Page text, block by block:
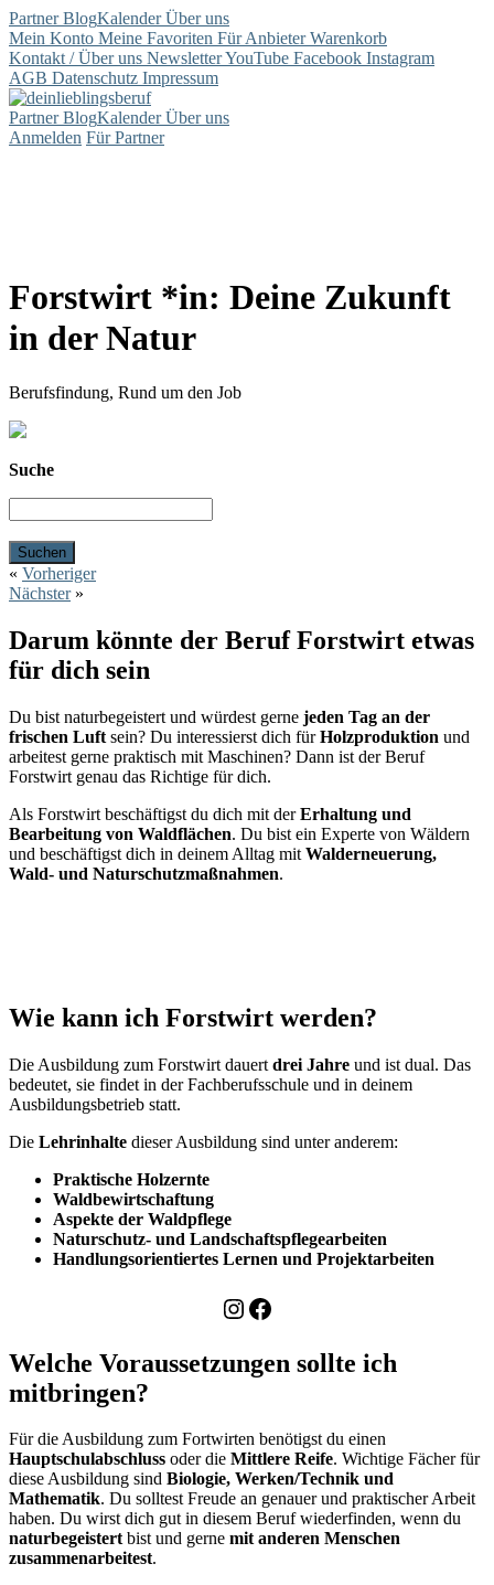
PartnerBlogKalenderÜber uns
Mein Konto Meine Favoriten Für AnbieterWarenkorb
Kontakt / Über uns NewsletterYouTube Facebook Instagram
AGB Datenschutz Impressum
PartnerBlogKalenderÜber uns
Anmelden Für Partner
Forstwirt *in: Deine Zukunft
in der Natur
Berufsfindung, Rund um den Job
Suche
« Vorheriger
Nächster»
Darum könnte der Beruf Forstwirt etwas
für dich sein
Du bist naturbegeistert und würdest gerne jeden Tag an der
frischen Luft sein? Du interessierst dich fürHolzproduktion und
arbeitest gerne praktisch mit Maschinen? Dann ist der Beruf
Forstwirt genau das Richtige für dich.
Als Forstwirt beschäftigst du dich mit derErhaltung und
Bearbeitung von Waldflächen. Du bist ein Experte von Wäldern
und beschäftigst dich in deinem Alltag mit Walderneuerung,
Wald- und Naturschutzmaßnahmen.
Wie kann ich Forstwirt werden?
Die Ausbildung zum Forstwirt dauert drei Jahre und ist dual. Das
bedeutet, sie findet in der Fachberufsschule und in deinem
Ausbildungsbetrieb statt.
Die Lehrinhalte dieser Ausbildung sind unter anderem:
Praktische Holzernte
Waldbewirtschaftung
Aspekte der Waldpflege
Naturschutz- und Landschaftspflegearbeiten
Handlungsorientiertes Lernen und Projektarbeiten
Instagram
Facebook
Welche Voraussetzungen sollte ich
mitbringen?
Für die Ausbildung zum Fortwirten benötigst du einen
Hauptschulabschluss oder die Mittlere Reife. Wichtige Fächer für
diese Ausbildung sind Biologie, Werken/Technik und
Mathematik. Du solltest Freude an genauer und praktischer Arbeit
haben. Du wirst dich gut in diesem Beruf wiederfinden, wenn du
naturbegeistertbist und gerne mit anderen Menschen
zusammenarbeitest.